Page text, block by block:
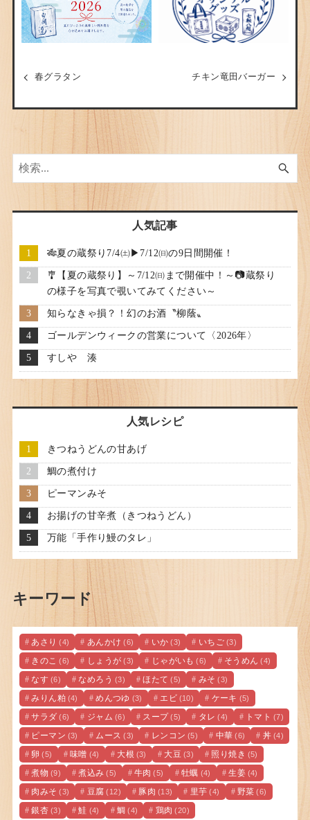
春グラタン チキン竜田バーガー
人気記事
🎋夏の蔵祭り7/4㈯▶7/12㈰の9日間開催！
🎐【夏の蔵祭り】～7/12㈰まで開催中！～📷蔵祭り
の様子を写真で覗いてみてください～
知らなきゃ損？！幻のお酒〝柳蔭〟
ゴールデンウィークの営業について〈2026年〉
すしや 湊
人気レシピ
きつねうどんの甘あげ
鯛の煮付け
ピーマンみそ
お揚げの甘辛煮（きつねうどん）
万能「手作り鰻のタレ」
キーワード
あさり (4) あんかけ (6) いか (3) いちご (3)
きのこ (6) しょうが (3) じゃがいも (6) そうめん (4)
なす (6) なめろう (3) ほたて (5) みそ (3)
みりん粕 (4) めんつゆ (3) エビ (10) ケーキ (5)
サラダ (6) ジャム (6) スープ (5) タレ (4) トマト (7)
ピーマン (3) ムース (3) レンコン (5) 中華 (6) 丼 (4)
卵 (5) 味噌 (4) 大根 (3) 大豆 (3) 照り焼き (5)
煮物 (9) 煮込み (5) 牛肉 (5) 牡蠣 (4) 生姜 (4)
肉みそ (3) 豆腐 (12) 豚肉 (13) 里芋 (4) 野菜 (6)
銀杏 (3) 鮭 (4) 鯛 (4) 鶏肉 (20)